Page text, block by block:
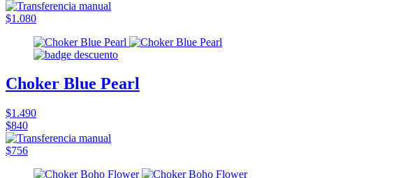
$1.080
Choker Blue Pearl
$1.490
$840
$756